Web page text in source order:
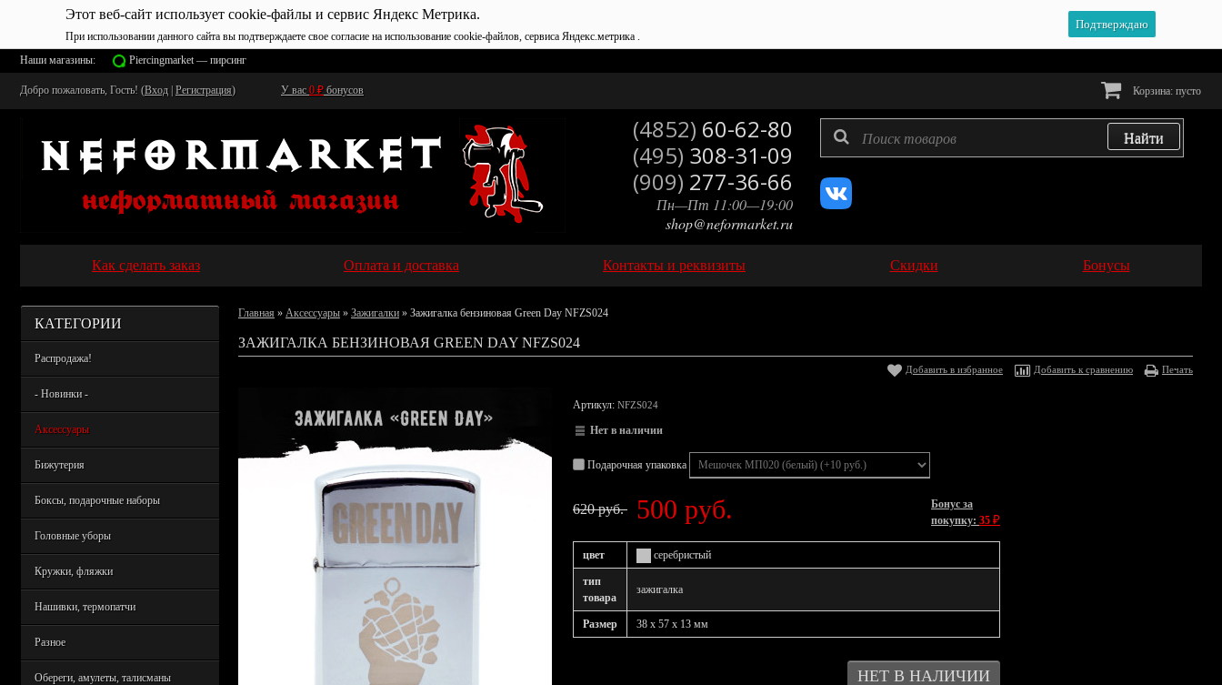
Этот веб-сайт использует cookie-файлы и сервис Яндекс Метрика.
При использовании данного сайта вы подтверждаете свое согласие на использование cookie-файлов, сервиса Яндекс.метрика .
Подтверждаю
Наши магазины: Piercingmarket — пирсинг
Добро пожаловать, Гость! (Вход Регистрация) У вас 0 ₽ бонусов Корзина: пусто
(4852) 60-62-80
(495) 308-31-09
(909) 277-36-66
Пн—Пт 11:00—19:00
shop@neformarket.ru
Как сделать заказ Оплата и доставка Контакты и реквизиты Скидки Бонусы
КАТЕГОРИИ
Распродажа!
- Новинки -
Аксессуары
Бижутерия
Боксы, подарочные наборы
Головные уборы
Кружки, фляжки
Нашивки, термопатчи
Разное
Обереги, амулеты, талисманы
Главная » Аксессуары » Зажигалки » Зажигалка бензиновая Green Day NFZS024
ЗАЖИГАЛКА БЕНЗИНОВАЯ GREEN DAY NFZS024
Добавить в избранное Добавить к сравнению Печать
Артикул: NFZS024
Нет в наличии
Подарочная упаковка
620 руб. 500 руб.
Бонус за
покупку: 35 ₽
цвет серебристый
тип
товара
зажигалка
Размер 38 x 57 x 13 мм